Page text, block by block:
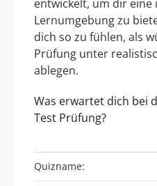
entwickelt, um dir eine
Lernumgebung zu
dich so zu fühlen, als
Prüfung unter
ablegen.
Was erwartet dich bei
Test Prüfung?
Quizname: